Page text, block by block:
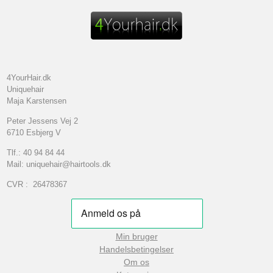
4YourHair.dk
Uniquehair
Maja Karstensen
Peter Jessens Vej 2
6710 Esbjerg V
Tlf.: 40 94 84 44
Mail: uniquehair@hairtools.dk
CVR : 26478367
Min bruger
Handelsbetingelser
Om os